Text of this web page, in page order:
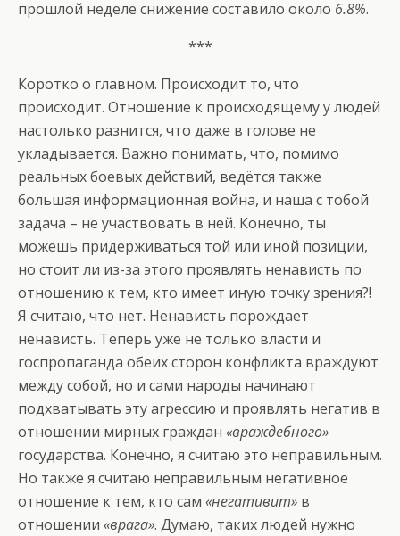
прошлой неделе снижение составило около 6.8%.
***
Коротко о главном. Происходит то, что
происходит. Отношение к происходящему у людей
настолько разнится, что даже в голове не
укладывается. Важно понимать, что, помимо
реальных боевых действий, ведётся также
большая информационная война, и наша с тобой
задача – не участвовать в ней. Конечно, ты
можешь придерживаться той или иной позиции,
но стоит ли из-за этого проявлять ненависть по
отношению к тем, кто имеет иную точку зрения?!
Я считаю, что нет. Ненависть порождает
ненависть. Теперь уже не только власти и
госпропаганда обеих сторон конфликта враждуют
между собой, но и сами народы начинают
подхватывать эту агрессию и проявлять негатив в
отношении мирных граждан «враждебного»
государства. Конечно, я считаю это неправильным.
Но также я считаю неправильным негативное
отношение к тем, кто сам «негативит» в
отношении «врага». Думаю, таких людей нужно